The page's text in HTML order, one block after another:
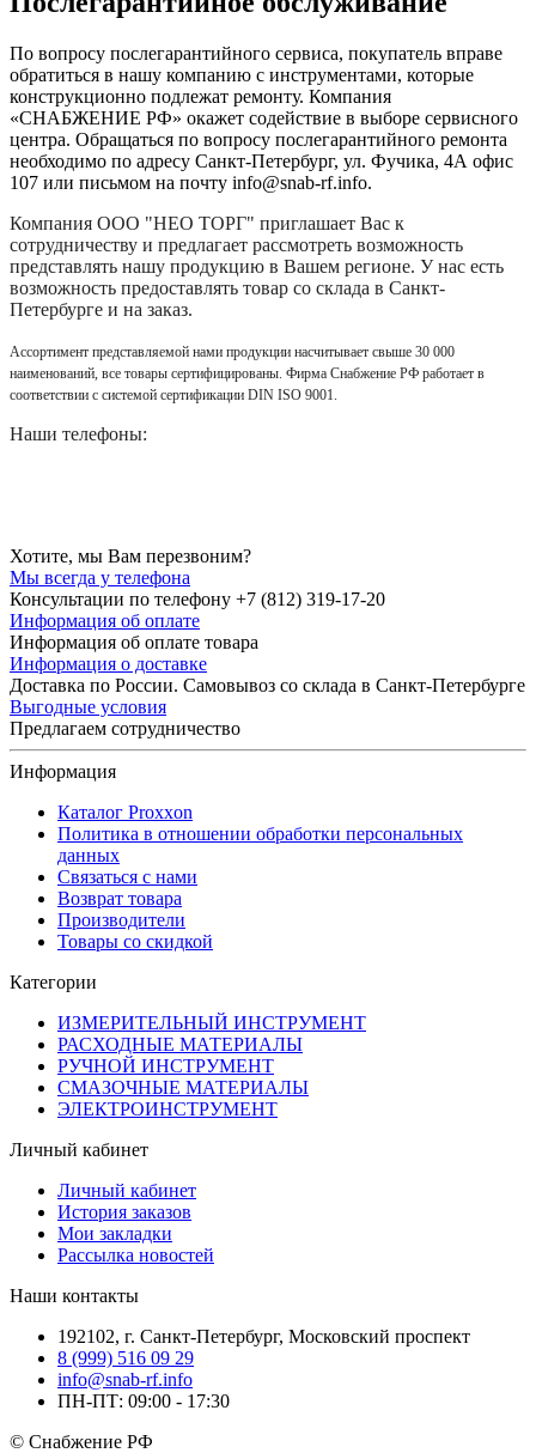
По вопросу послегарантийного сервиса, покупатель вправе
обратиться в нашу компанию с инструментами, которые
конструкционно подлежат ремонту. Компания
«СНАБЖЕНИЕ РФ» окажет содействие в выборе сервисного
центра. Обращаться по вопросу послегарантийного ремонта
необходимо по адресу Санкт-Петербург, ул. Фучика, 4А офис
107 или письмом на почту info@snab-rf.info.
Компания ООО "НЕО ТОРГ" приглашает Вас к
сотрудничеству и предлагает рассмотреть возможность
представлять нашу продукцию в Вашем регионе. У нас есть
возможность предоставлять товар со склада в Санкт-
Петербурге и на заказ.
Ассортимент представляемой нами продукции насчитывает свыше 30 000
наименований, все товары сертифицированы. Фирма Снабжение РФ работает в
соответствии с системой сертификации DIN ISO 9001.
Наши телефоны:
Хотите, мы Вам перезвоним?
Мы всегда у телефона
Консультации по телефону +7 (812) 319-17-20
Информация об оплате
Информация об оплате товара
Информация о доставке
Доставка по России. Самовывоз со склада в Санкт-Петербурге
Выгодные условия
Предлагаем сотрудничество
Информация
Каталог Proxxon
Политика в отношении обработки персональных
данных
Связаться с нами
Возврат товара
Производители
Товары со скидкой
Категории
ИЗМЕРИТЕЛЬНЫЙ ИНСТРУМЕНТ
РАСХОДНЫЕ МАТЕРИАЛЫ
РУЧНОЙ ИНСТРУМЕНТ
СМАЗОЧНЫЕ МАТЕРИАЛЫ
ЭЛЕКТРОИНСТРУМЕНТ
Личный кабинет
Личный кабинет
История заказов
Мои закладки
Рассылка новостей
Наши контакты
192102, г. Санкт-Петербург, Московский проспект
8 (999) 516 09 29
info@snab-rf.info
ПН-ПТ: 09:00 - 17:30
© Снабжение РФ